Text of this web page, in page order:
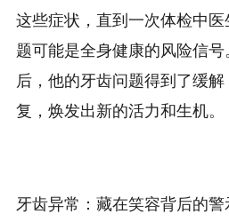
这些症状，直到一次体检中
题可能是全身健康的风险信
后，他的牙齿问题得到了缓
复，焕发出新的活力和生机。
牙齿异常：藏在笑容背后的警